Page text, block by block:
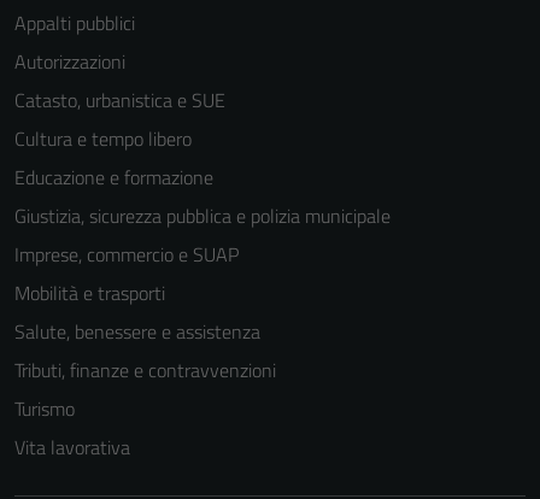
Appalti pubblici
Autorizzazioni
Catasto, urbanistica e SUE
Cultura e tempo libero
Educazione e formazione
Giustizia, sicurezza pubblica e polizia municipale
Imprese, commercio e SUAP
Mobilità e trasporti
Salute, benessere e assistenza
Tributi, finanze e contravvenzioni
Turismo
Vita lavorativa